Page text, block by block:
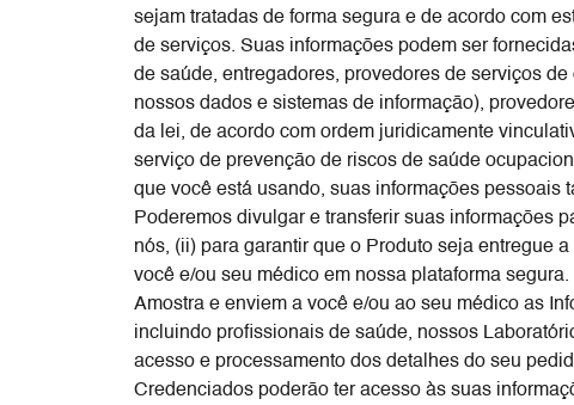
sejam tratadas de forma segura e de acordo com
de serviços. Suas informações podem ser
de saúde, entregadores, provedores de serviços
nossos dados e sistemas de informação),
da lei, de acordo com ordem juridicamente
serviço de prevenção de riscos de saúde
que você está usando, suas informações pessoais
Poderemos divulgar e transferir suas informações
nós, (ii) para garantir que o Produto seja entregue
você e/ou seu médico em nossa plataforma
Amostra e enviem a você e/ou ao seu médico as
incluindo profissionais de saúde, nossos
acesso e processamento dos detalhes do seu
Credenciados poderão ter acesso às suas